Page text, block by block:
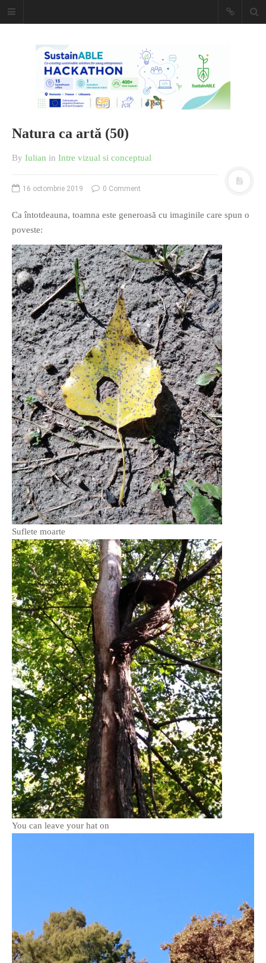
Caiet de
insemnari
DESCARCĂ!
O poveste in care sexul se
confunda cu dragostea,
cinismul cu idealismul si
poezia cu umorul.
DESCARCĂ!
If you like movies, words and
mind games, then this is the
book for you. Take the
challenge of creating your
own acrostics and describing
famous movies by using the
very letters of their titles!
RASFOIESTE
PAGINI
Ce fac?
Download 101 Movie
Acrostics!
PRIETENI APROPIATI
Natura ca artă (50)
By Iulian in Intre vizual si conceptual
16 octombrie 2019 0 Comment
Ca întotdeauna, toamna este generoasă cu imaginile care spun o
poveste:
Suflete moarte
You can leave your hat on